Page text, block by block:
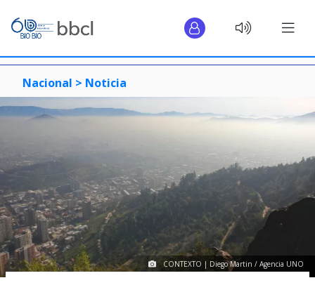
Nacional > Noticia
CONTEXTO | Diego Martin / Agencia UNO